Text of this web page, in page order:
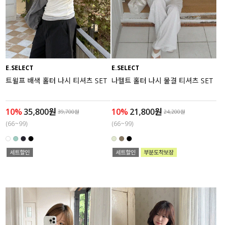
니트
수영복
아우터
스커트
언더웨어/파자마
코디템
FIT ZOOM
E.SELECT
트윌프 배색 홀터 나시 티셔츠 SET
10%35,800원 39,700원
(66~99)
E.SELECT
나헬트 홀터 나시 물결 티셔츠 SET
10% 21,800원 24,200원
(66~99)